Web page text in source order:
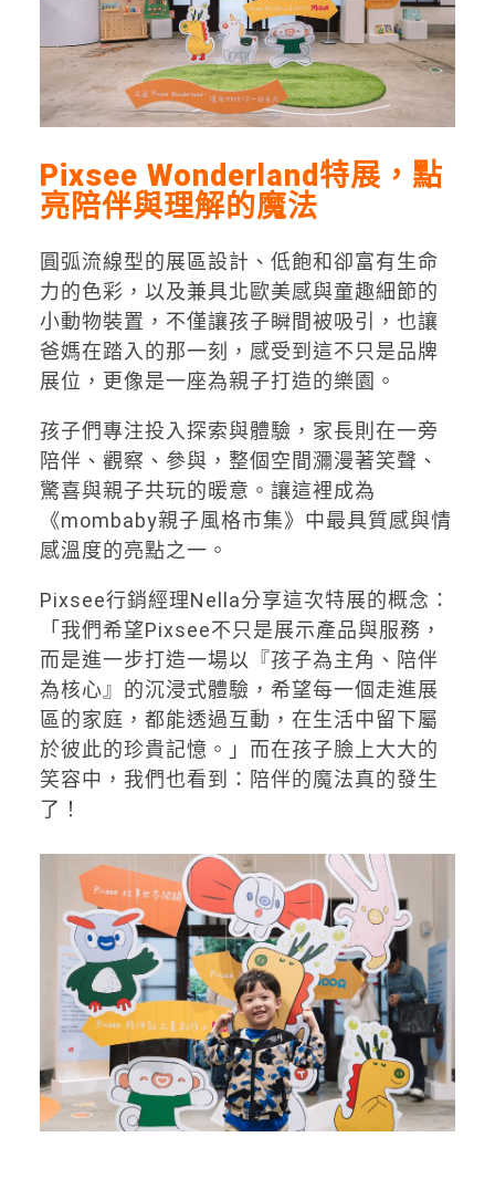
Pixsee Wonderland特展，點
亮陪伴與理解的魔法
圓弧流線型的展區設計、低飽和卻富有生命
力的色彩，以及兼具北歐美感與童趣細節的
小動物裝置，不僅讓孩子瞬間被吸引，也讓
爸媽在踏入的那一刻，感受到這不只是品牌
展位，更像是一座為親子打造的樂園。
孩子們專注投入探索與體驗，家長則在一旁
陪伴、觀察、參與，整個空間瀰漫著笑聲、
驚喜與親子共玩的暖意。讓這裡成為
《mombaby親子風格市集》中最具質感與情
感溫度的亮點之一。
Pixsee行銷經理Nella分享這次特展的概念：
「我們希望Pixsee不只是展示產品與服務，
而是進一步打造一場以『孩子為主角、陪伴
為核心』的沉浸式體驗，希望每一個走進展
區的家庭，都能透過互動，在生活中留下屬
於彼此的珍貴記憶。」而在孩子臉上大大的
笑容中，我們也看到：陪伴的魔法真的發生
了！